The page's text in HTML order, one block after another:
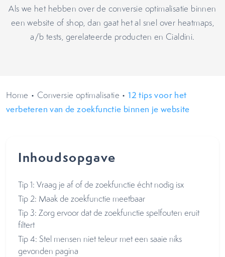
Als we het hebben over de conversie optimalisatie binnen
een website of shop, dan gaat het al snel over heatmaps,
a/b tests, gerelateerde producten en Cialdini.
Home • Conversie optimalisatie •12 tips voor het
verbeteren van de zoekfunctie binnen je website
Inhoudsopgave
Tip 1: Vraag je af of de zoekfunctie écht nodig isx
Tip 2: Maak de zoekfunctie meetbaar
Tip 3: Zorg ervoor dat de zoekfunctie spelfouten eruit
filtert
Tip 4: Stel mensen niet teleur met een saaie niks
gevonden pagina